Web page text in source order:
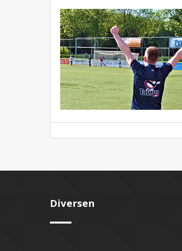
Diversen